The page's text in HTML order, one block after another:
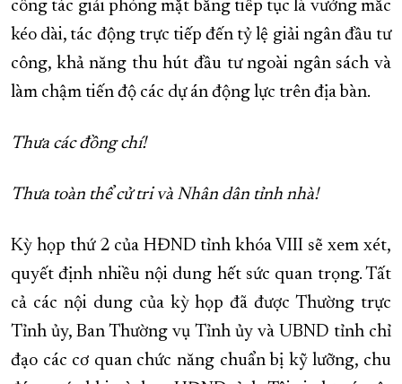
công tác giải phóng mặt bằng tiếp tục là vướng mắc
kéo dài, tác động trực tiếp đến tỷ lệ giải ngân đầu tư
công, khả năng thu hút đầu tư ngoài ngân sách và
làm chậm tiến độ các dự án động lực trên địa bàn.
Thưa các đồng chí!
Thưa toàn thể cử tri và Nhân dân tỉnh nhà!
Kỳ họp thứ 2 của HĐND tỉnh khóa VIII sẽ xem xét,
quyết định nhiều nội dung hết sức quan trọng. Tất
cả các nội dung của kỳ họp đã được Thường trực
Tỉnh ủy, Ban Thường vụ Tỉnh ủy và UBND tỉnh chỉ
đạo các cơ quan chức năng chuẩn bị kỹ lưỡng, chu